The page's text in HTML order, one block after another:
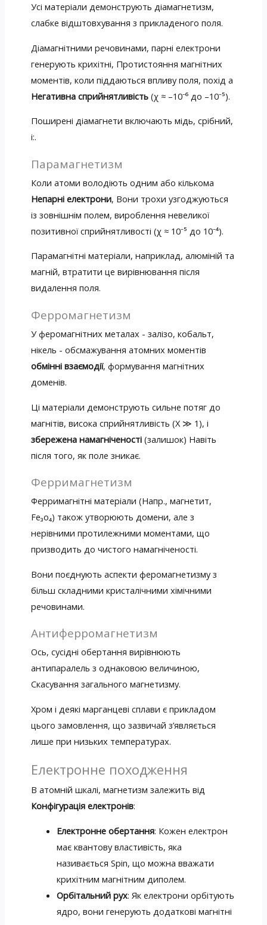
Усі матеріали демонструють діамагнетизм,
слабке відштовхування з прикладеного поля.
Діамагнітними речовинами, парні електрони
генерують крихітні, Протистояння магнітних
моментів, коли піддаються впливу поля, похід a
Негативна сприйнятливість(χ ≈ –10⁻⁶ до –10⁻⁵).
Поширені діамагнети включають мідь, срібний,
і:.
Парамагнетизм
Коли атоми володіють одним або кількома
Непарні електрони, Вони трохи узгоджуються
із зовнішнім полем, вироблення невеликої
позитивної сприйнятливості (χ ≈ 10⁻⁵ до 10⁻⁴).
Парамагнітні матеріали, наприклад, алюміній та
магній, втратити це вирівнювання після
видалення поля.
Ферромагнетизм
У феромагнітних металах - залізо, кобальт,
нікель - обсмажування атомних моментів
обмінні взаємодії, формування магнітних
доменів.
Ці матеріали демонструють сильне потяг до
магнітів, висока сприйнятливість (X ≫ 1), і
збережена намагніченості(залишок) Навіть
після того, як поле зникає.
Ферримагнетизм
Ферримагнітні матеріали (Напр., магнетит,
Fe₃o₄) також утворюють домени, але з
нерівними протилежними моментами, що
призводить до чистого намагніченості.
Вони поєднують аспекти феромагнетизму з
більш складними кристалічними хімічними
речовинами.
Антиферромагнетизм
Ось, сусідні обертання вирівнюють
антипаралель з однаковою величиною,
Скасування загального магнетизму.
Хром і деякі марганцеві сплави є прикладом
цього замовлення, що зазвичай з’являється
лише при низьких температурах.
Електронне походження
В атомній шкалі, магнетизм залежить від
Конфігурація електронів:
Електронне обертання: Кожен електрон
має квантову властивість, яка
називається Spin, що можна вважати
крихітним магнітним диполем.
Орбітальний рух: Як електрони орбітують
ядро, вони генерують додаткові магнітні